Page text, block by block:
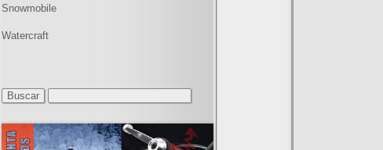
Snowmobile
Watercraft